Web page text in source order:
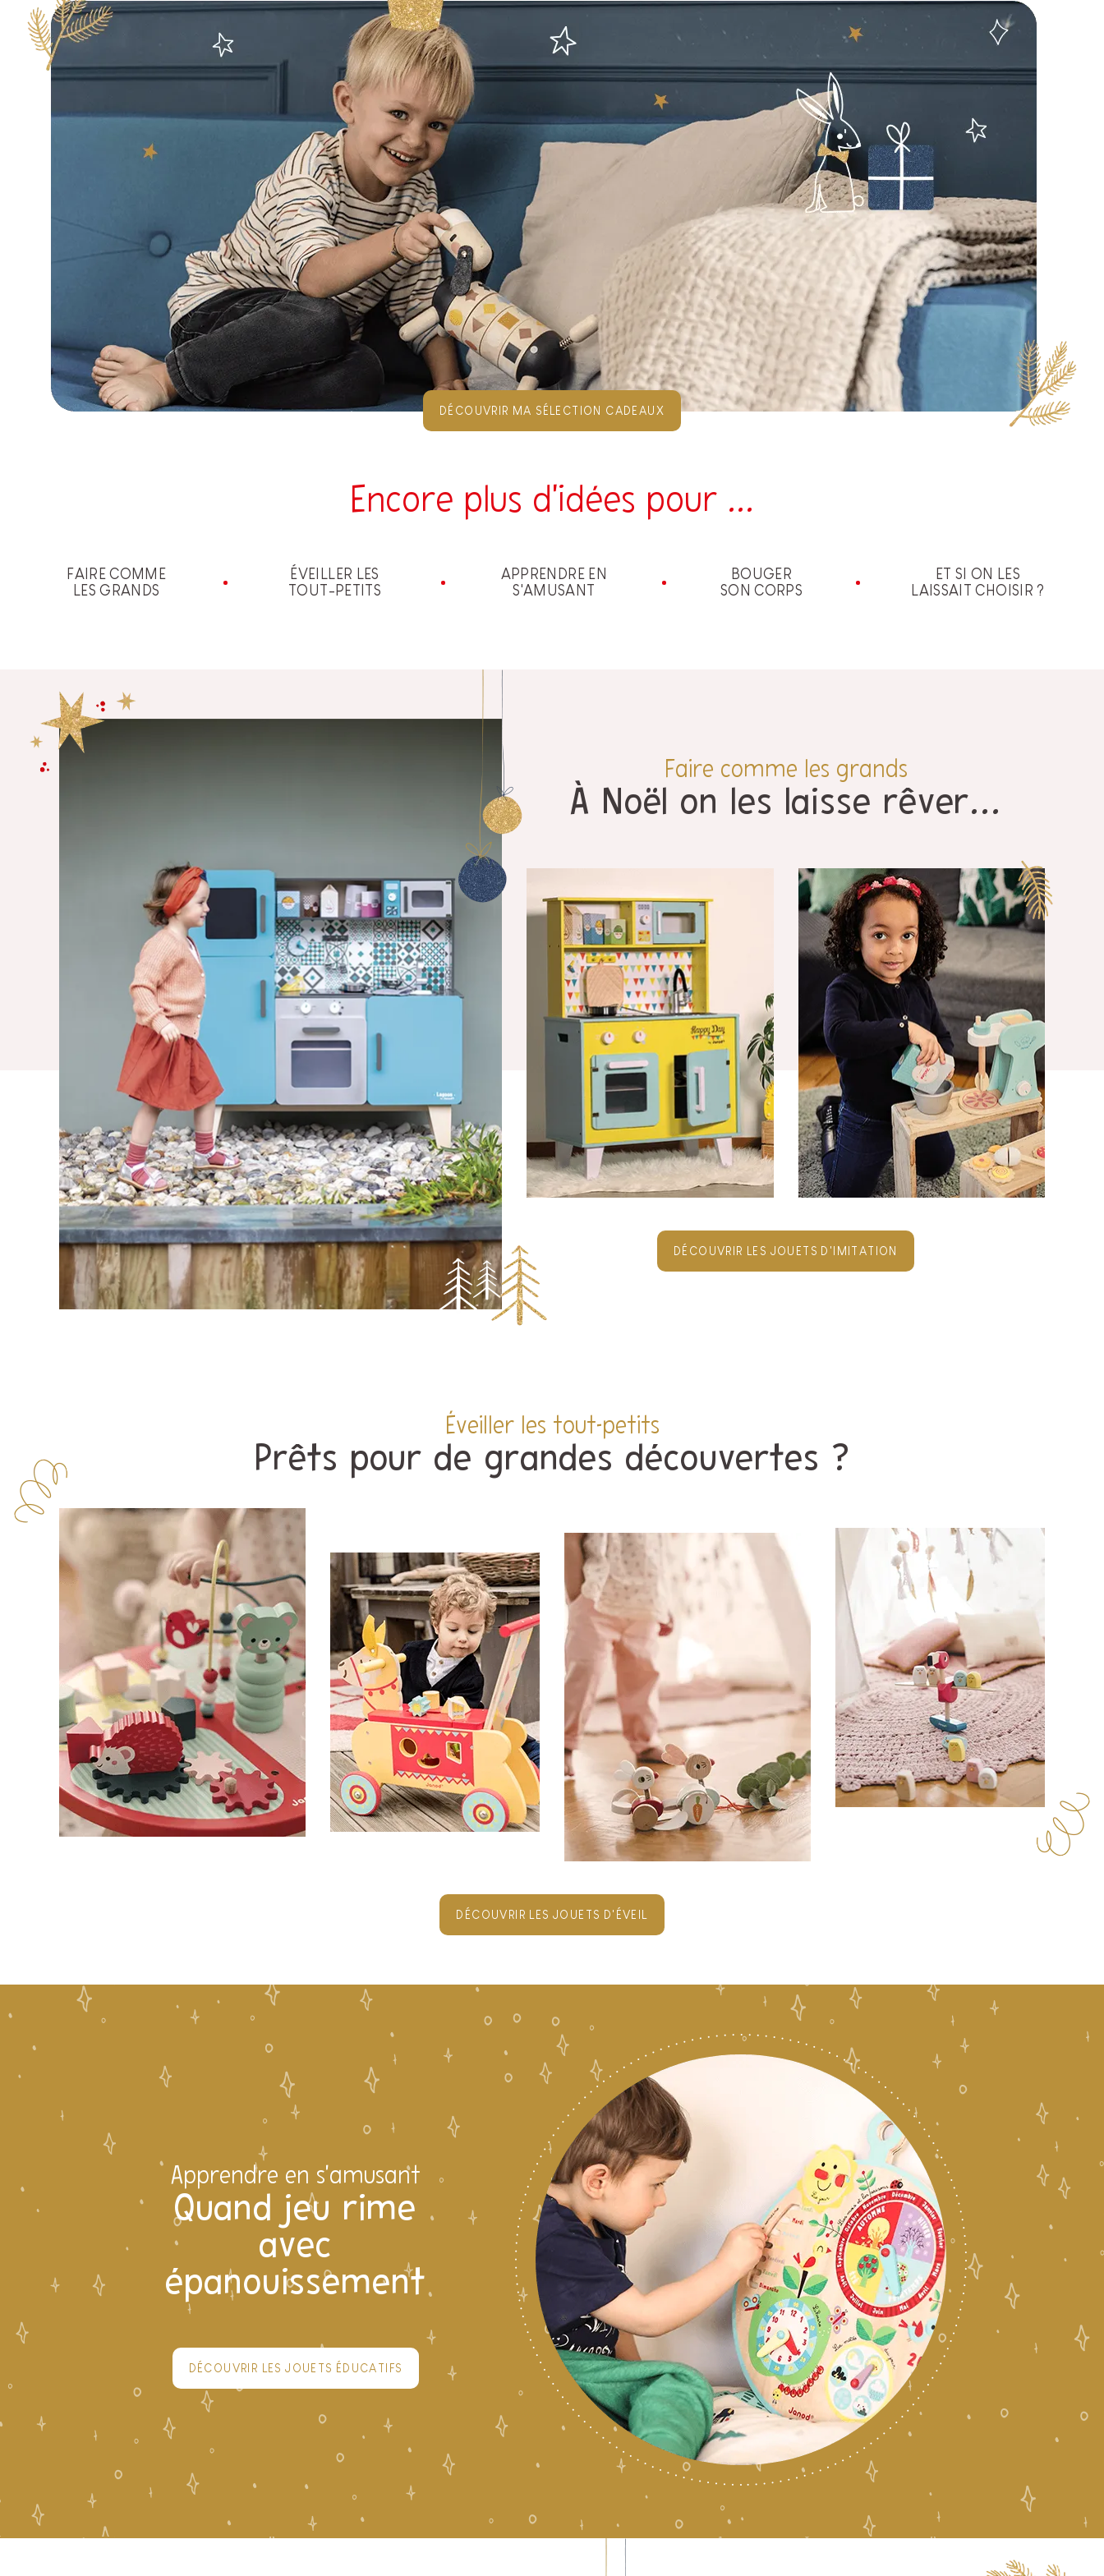
JOUETS D'IMITATION
TABLEAUX, MOBILIER &
DECO
OFFRES
DÉCOUVRIR MA SÉLECTION CADEAUX
Encore plus d'idées pour ...
FAIRE COMME
LES GRANDS
ÉVEILLER LES
TOUT-PETITS
APPRENDRE EN
S'AMUSANT
BOUGER
SON CORPS
ET SI ON LES
LAISSAIT CHOISIR ?
Faire comme les grands
À Noël on les laisse rêver...
DÉCOUVRIR LES JOUETS D'IMITATION
Éveiller les tout-petits
Prêts pour de grandes découvertes ?
DÉCOUVRIR LES JOUETS D'ÉVEIL
Apprendre en s'amusant
Quand jeu rime
avec
épanouissement
DÉCOUVRIR LES JOUETS ÉDUCATIFS